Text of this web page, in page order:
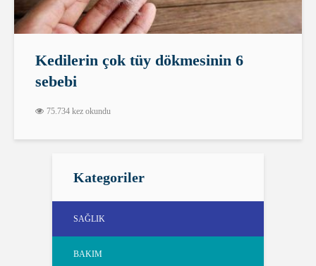
Kedilerin çok tüy dökmesinin 6
sebebi
75.734 kez okundu
Kategoriler
SAĞLIK
BAKIM